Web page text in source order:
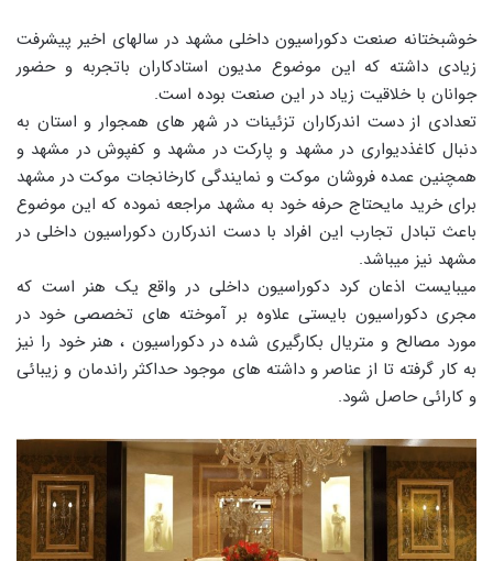
خوشبختانه صنعت دکوراسیون داخلی مشهد در سالهای اخیر پیشرفت
زیادی داشته که این موضوع مدیون استادکاران باتجربه و حضور
جوانان با خلاقیت زیاد در این صنعت بوده است.
تعدادی از دست اندرکاران تزئینات در شهر های همجوار و استان به
دنبال کاغذدیواری در مشهد و پارکت در مشهد و کفپوش در مشهد و
همچنین عمده فروشان موکت و نمایندگی کارخانجات موکت در مشهد
برای خرید مایحتاج حرفه خود به مشهد مراجعه نموده که این موضوع
باعث تبادل تجارب این افراد با دست اندرکارن دکوراسیون داخلی در
مشهد نیز میباشد.
میبایست اذعان کرد دکوراسیون داخلی در واقع یک هنر است که
مجری دکوراسیون بایستی علاوه بر آموخته های تخصصی خود در
مورد مصالح و متریال بکارگیری شده در دکوراسیون ، هنر خود را نیز
به کار گرفته تا از عناصر و داشته های موجود حداکثر راندمان و زیبائی
و کارائی حاصل شود.